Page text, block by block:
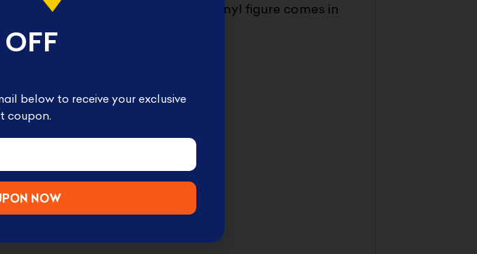
stylized design. This Godspeed vinyl figure comes in
OFF
below to receive your exclusive
coupon.
NOW